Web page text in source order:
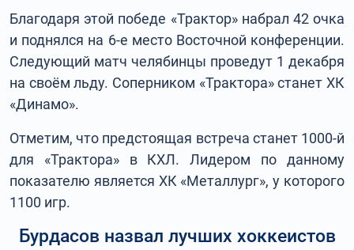
Благодаря этой победе «Трактор» набрал 42 очка
и поднялся на 6-е место Восточной конференции.
Следующий матч челябинцы проведут 1 декабря
на своём льду. Соперником «Трактора» станет ХК
«Динамо».
Отметим, что предстоящая встреча станет 1000-й
для «Трактора» в КХЛ. Лидером по данному
показателю является ХК «Металлург», у которого
1100 игр.
Бурдасов назвал лучших хоккеистов